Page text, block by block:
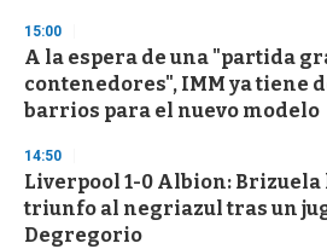
15:00
A la espera de una "partida
contenedores", IMM ya tiene
barrios para el nuevo modelo
14:50
Liverpool 1-0 Albion: Brizuela
triunfo al negriazul tras un
Degregorio